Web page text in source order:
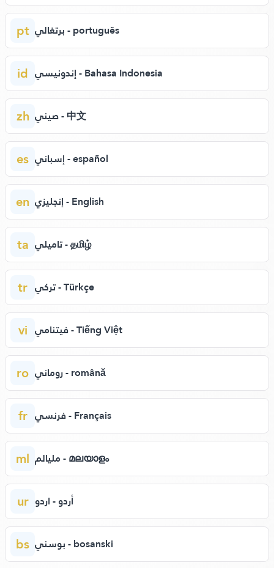
pt برتغالي - português
id إندونيسي - Bahasa Indonesia
zh صيني - 中文
es إسباني - español
en إنجليزي - English
ta تاميلي - தமிழ்
tr تركي - Türkçe
vi فيتنامي - Tiếng Việt
ro روماني - română
fr فرنسي - Français
ml مليالم - മലയാളം
ur أردو - اردو
bs بوسني - bosanski